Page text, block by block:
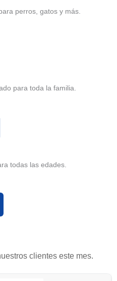
perros, gatos y más.
para toda la familia.
todas las edades.
clientes este mes.